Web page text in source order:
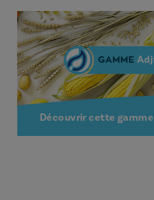
Découvrir cette gamme